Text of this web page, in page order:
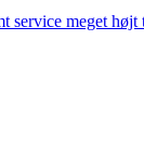
meget